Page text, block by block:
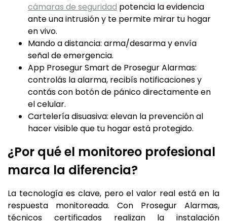
cámaras de seguridad potencia la evidencia
ante una intrusión y te permite mirar tu hogar
en vivo.
Mando a distancia: arma/desarma y envía
señal de emergencia.
App Prosegur Smart de Prosegur Alarmas:
controlás la alarma, recibís notificaciones y
contás con botón de pánico directamente en
el celular.
Cartelería disuasiva: elevan la prevención al
hacer visible que tu hogar está protegido.
¿Por qué el monitoreo profesional
marca la diferencia?
La tecnología es clave, pero el valor real está en la
respuesta monitoreada. Con Prosegur Alarmas,
técnicos certificados realizan la instalación